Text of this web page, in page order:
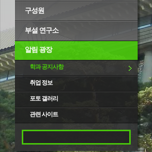
구성원
부설 연구소
알림 광장
학과 공지사항
취업 정보
포토 갤러리
관련 사이트